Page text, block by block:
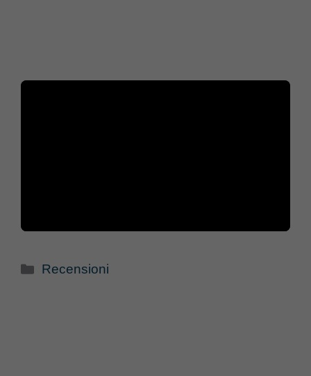
Categorie
Recensioni